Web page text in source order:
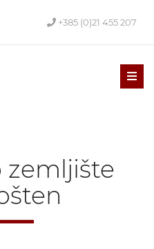
+385 (0)21 455 207
zemljište